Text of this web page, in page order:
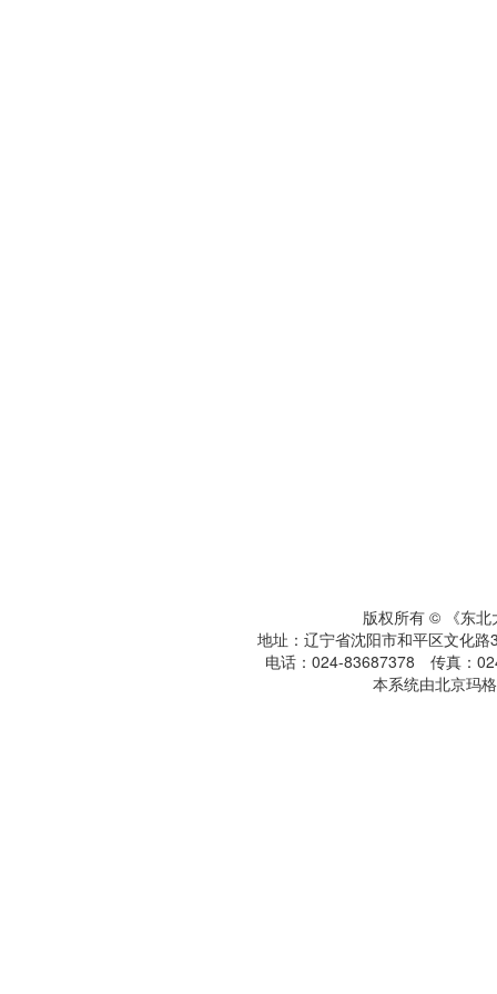
版权所有 © 《东北
地址：辽宁省沈阳市和平区文化
电话：024-83687378 传真：
本系统由北京玛